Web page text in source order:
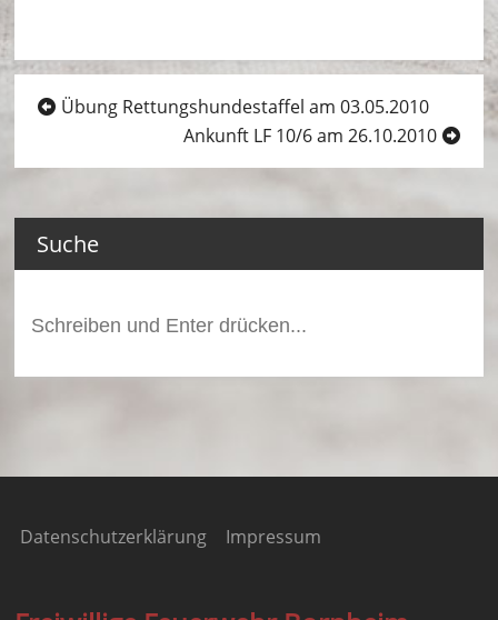
h
ei
W
al
b
r
b
rg
Beitragsnavigation
Übung Rettungshundestaffel am 03.05.2010
Ankunft LF 10/6 am 26.10.2010
Suche
nach:
Datenschutzerklärung Impressum